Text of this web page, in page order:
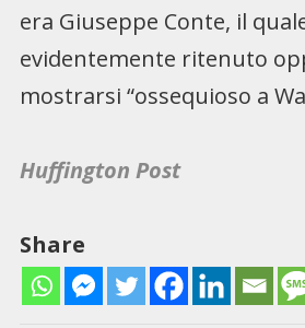
era Giuseppe Conte, il
evidentemente ritenuto
mostrarsi “ossequioso a
Huffington Post
Share